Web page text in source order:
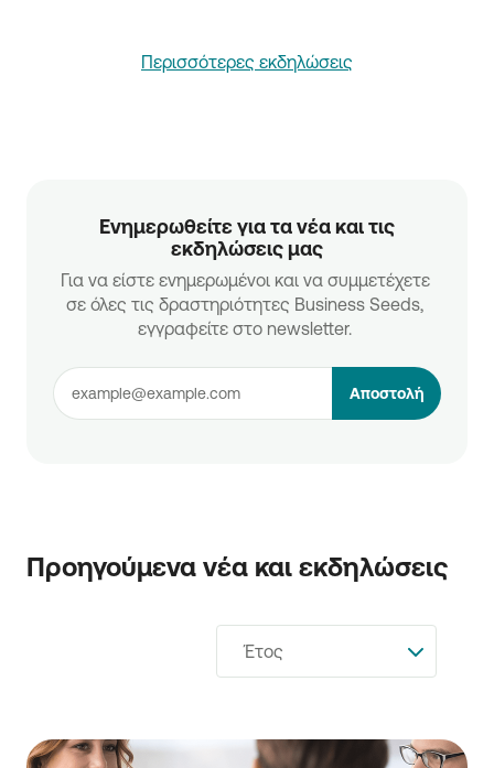
Περισσότερες εκδηλώσεις
Ενημερωθείτε για τα νέα και τις
εκδηλώσεις μας
Για να είστε ενημερωμένοι και να συμμετέχετε
σε όλες τις δραστηριότητες Business Seeds,
εγγραφείτε στο newsletter.
Αποστολή
Προηγούμενα νέα και εκδηλώσεις
Έτος